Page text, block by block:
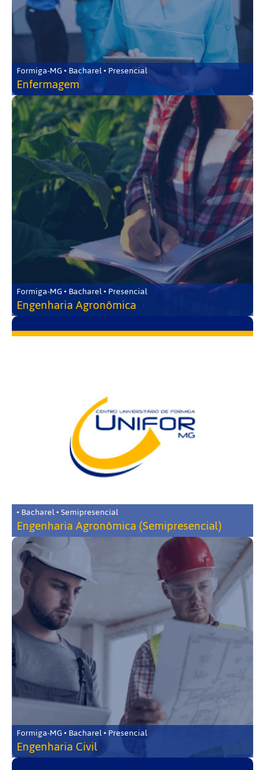
Formiga-MG • Bacharel • Presencial
Enfermagem
Formiga-MG • Bacharel • Presencial
Engenharia Agronômica
• Bacharel • Semipresencial
Engenharia Agronômica (Semipresencial)
Formiga-MG • Bacharel • Presencial
Engenharia Civil